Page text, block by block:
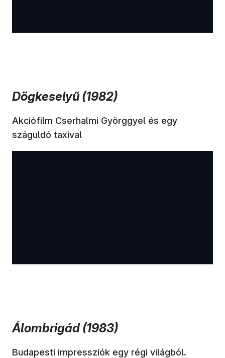
Dögkeselyű (1982)
Akciófilm Cserhalmi Györggyel és egy
száguldó taxival
Álombrigád (1983)
Budapesti impressziók egy régi világból.